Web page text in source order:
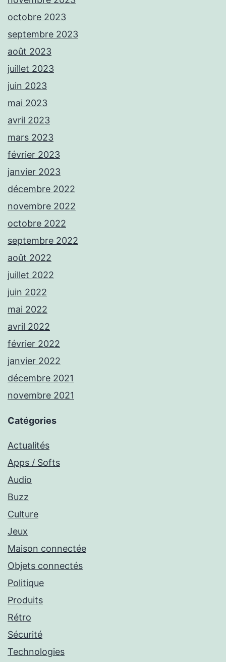
octobre 2023
septembre 2023
août 2023
juillet 2023
juin 2023
mai 2023
avril 2023
mars 2023
février 2023
janvier 2023
décembre 2022
novembre 2022
octobre 2022
septembre 2022
août 2022
juillet 2022
juin 2022
mai 2022
avril 2022
février 2022
janvier 2022
décembre 2021
novembre 2021
Catégories
Actualités
Apps / Softs
Audio
Buzz
Culture
Jeux
Maison connectée
Objets connectés
Politique
Produits
Rétro
Sécurité
Technologies